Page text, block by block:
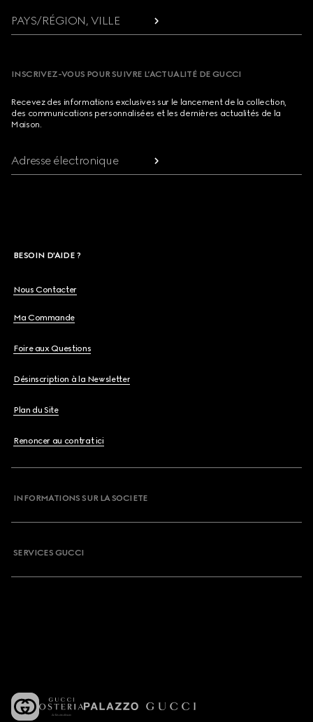
PAYS/RÉGION, VILLE
INSCRIVEZ-VOUS POUR SUIVRE L’ACTUALITÉ DE GUCCI
Recevez des informations exclusives sur le lancement de la collection,
des communications personnalisées et les dernières actualités de la
Maison.
Adresse électronique
BESOIN D'AIDE ?
Nous Contacter
Ma Commande
Foire aux Questions
Désinscription à la Newsletter
Plan du Site
Renoncer au contrat ici
INFORMATIONS SUR LA SOCIETE
SERVICES GUCCI